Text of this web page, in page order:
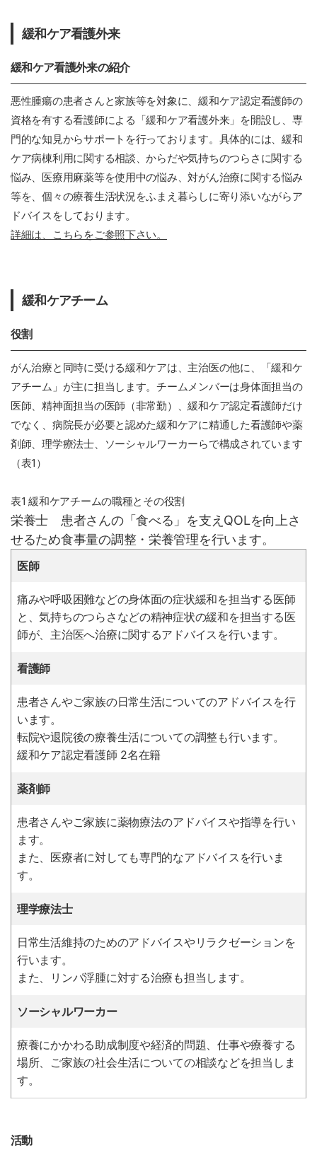
緩和ケア看護外来
緩和ケア看護外来の紹介
悪性腫瘍の患者さんと家族等を対象に、緩和ケア認定看護師の
資格を有する看護師による「緩和ケア看護外来」を開設し、専
門的な知見からサポートを行っております。具体的には、緩和
ケア病棟利用に関する相談、からだや気持ちのつらさに関する
悩み、医療用麻薬等を使用中の悩み、対がん治療に関する悩み
等を、個々の療養生活状況をふまえ暮らしに寄り添いながらア
ドバイスをしております。
詳細は、こちらをご参照下さい。
緩和ケアチーム
役割
がん治療と同時に受ける緩和ケアは、主治医の他に、「緩和ケ
アチーム」が主に担当します。チームメンバーは身体面担当の
医師、精神面担当の医師（非常勤）、緩和ケア認定看護師だけ
でなく、病院長が必要と認めた緩和ケアに精通した看護師や薬
剤師、理学療法士、ソーシャルワーカーらで構成されています
（表1）
表1 緩和ケアチームの職種とその役割
栄養士 患者さんの「食べる」を支えQOLを向上さ
せるため食事量の調整・栄養管理を行います。
医師
痛みや呼吸困難などの身体面の症状緩和を担当する医師
と、気持ちのつらさなどの精神症状の緩和を担当する医
師が、主治医へ治療に関するアドバイスを行います。
看護師
患者さんやご家族の日常生活についてのアドバイスを行
います。
転院や退院後の療養生活についての調整も行います。
緩和ケア認定看護師 2名在籍
薬剤師
患者さんやご家族に薬物療法のアドバイスや指導を行い
ます。
また、医療者に対しても専門的なアドバイスを行いま
す。
理学療法士
日常生活維持のためのアドバイスやリラクゼーションを
行います。
また、リンパ浮腫に対する治療も担当します。
ソーシャルワーカー
療養にかかわる助成制度や経済的問題、仕事や療養する
場所、ご家族の社会生活についての相談などを担当しま
す。
活動